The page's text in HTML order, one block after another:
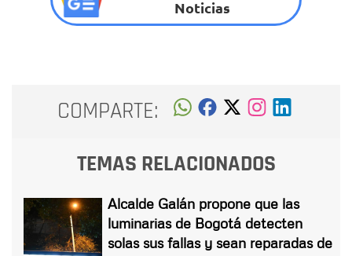
Noticias
COMPARTE:
TEMAS RELACIONADOS
Alcalde Galán propone que las
luminarias de Bogotá detecten
solas sus fallas y sean reparadas de